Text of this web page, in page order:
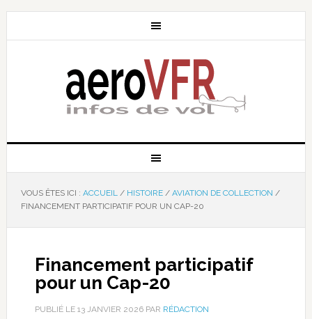
VOUS ÊTES ICI : ACCUEIL / HISTOIRE / AVIATION DE COLLECTION /
FINANCEMENT PARTICIPATIF POUR UN CAP-20
Financement participatif
pour un Cap-20
PUBLIÉ LE 13 JANVIER 2026PAR RÉDACTION